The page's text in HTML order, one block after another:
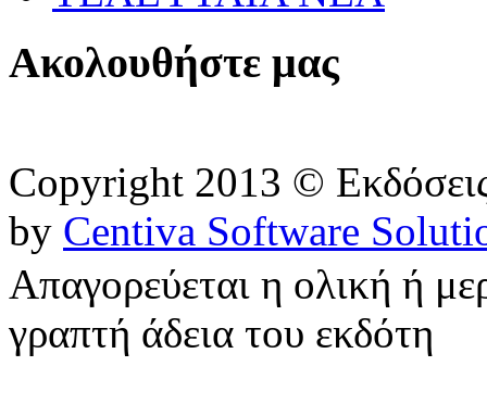
Ακολουθήστε μας
Copyright 2013 ©
by Centiva Software
Απαγορεύεται η ολική ή
γραπτή άδεια του εκδότη